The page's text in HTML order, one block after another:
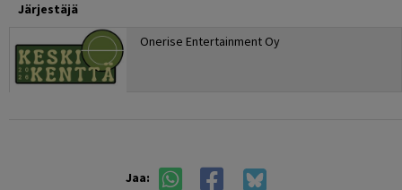
Järjestäjä
Onerise Entertainment Oy
Jaa: